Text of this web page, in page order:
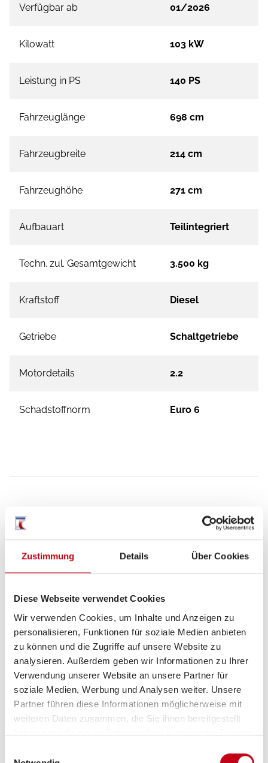
Zustimmung Details Über Cookies
Diese Webseite verwendet Cookies
Wir verwenden Cookies, um Inhalte und Anzeigen zu
personalisieren, Funktionen für soziale Medien anbieten
zu können und die Zugriffe auf unsere Website zu
analysieren. Außerdem geben wir Informationen zu Ihrer
Verwendung unserer Website an unsere Partner für
soziale Medien, Werbung und Analysen weiter. Unsere
Partner führen diese Informationen möglicherweise mit
weiteren Daten zusammen, die Sie ihnen bereitgestellt
haben oder die sie im Rahmen Ihrer Nutzung der Dienste
Verfügbar ab 01/2026
Kilowatt 103 kW
Leistung in PS 140 PS
Fahrzeuglänge 698 cm
Fahrzeugbreite 214 cm
Fahrzeughöhe 271 cm
Aufbauart Teilintegriert
Techn. zul. Gesamtgewicht 3.500 kg
Kraftstoff Diesel
Getriebe Schaltgetriebe
Motordetails 2.2
Schadstoffnorm Euro 6
Grundrissbeschreibung
Einzelbett ab 2 Schlafplätze
Schlafplätze 2
Anzahl der Sitze mit Gurt 4
Infrastruktur WC
Einzelbett